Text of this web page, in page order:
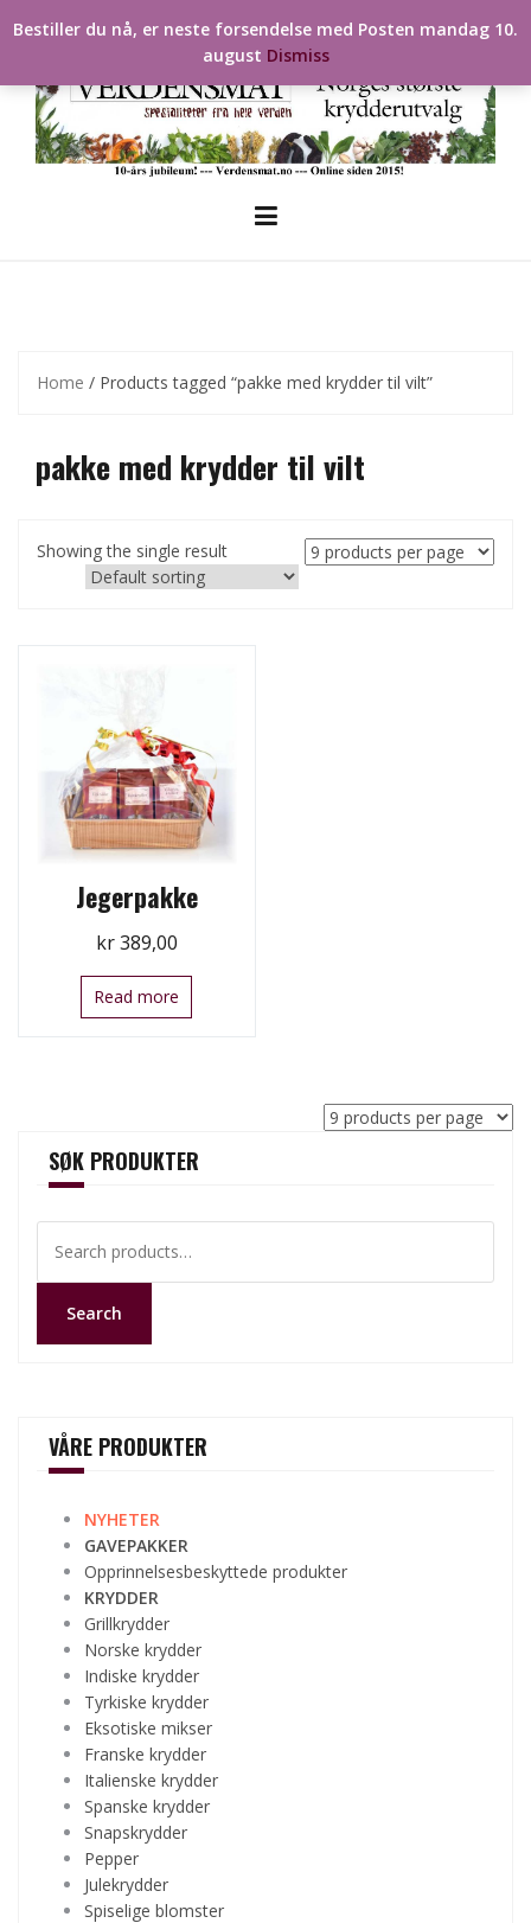
to
Home / Products tagged “pakke med krydder til vilt”
pakke med krydder til vilt
Showing the single result
Jegerpakke
kr389,00
Read more
SØK PRODUKTER
for:
Search
VÅRE PRODUKTER
NYHETER
GAVEPAKKER
Opprinnelsesbeskyttede produkter
KRYDDER
Grillkrydder
Norske krydder
Indiske krydder
Tyrkiske krydder
Eksotiske mikser
Franske krydder
Italienske krydder
Spanske krydder
Snapskrydder
Pepper
Julekrydder
Spiselige blomster
Bestiller du nå, er neste forsendelse med Posten mandag 10.
august Dismiss